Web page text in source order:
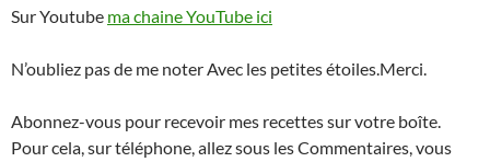
Sur Youtube ma chaine YouTube ici
N’oubliez pas de me noter Avec les petites étoiles.Merci.
Abonnez-vous pour recevoir mes recettes sur votre boîte.
Pour cela, sur téléphone, allez sous les Commentaires, vous